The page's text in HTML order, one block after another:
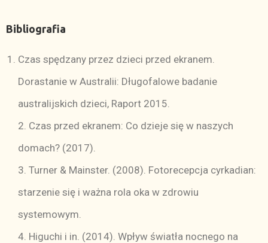
Bibliografia
Czas spędzany przez dzieci przed ekranem.
Dorastanie w Australii: Długofalowe badanie
australijskich dzieci, Raport 2015.
2. Czas przed ekranem: Co dzieje się w naszych
domach? (2017).
3. Turner & Mainster. (2008). Fotorecepcja cyrkadian:
starzenie się i ważna rola oka w zdrowiu
systemowym.
4. Higuchi i in. (2014). Wpływ światła nocnego na